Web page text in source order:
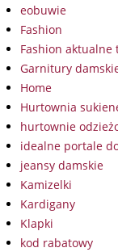
eobuwie
Fashion
Fashion
Garnitury
Home
Hurtownia
hurtownie
idealne portale
jeansy damskie
Kamizelki
Kardigany
Klapki
kod rabatowy